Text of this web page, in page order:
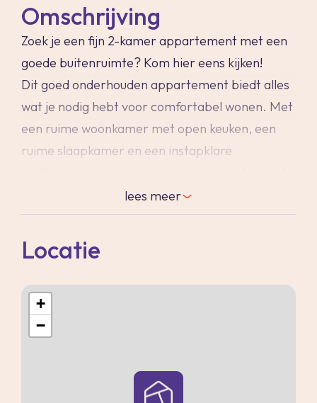
Omschrijving
Zoek je een fijn 2-kamer appartement met een
goede buitenruimte? Kom hier eens kijken!
Dit goed onderhouden appartement biedt alles
wat je nodig hebt voor comfortabel wonen. Met
een ruime woonkamer met open keuken, een
ruime slaapkamer en een instapklare
Er is een groot balkon van 7 m2, perfect voor
ontspanning in de buitenlucht. Mis deze kans
niet om jouw ideale woning te ontdekken!
Het complex is voorzien van een centrale entree
met trappenhuis en lift. Vrijwel geheel voorzien
van kunststof kozijnen met dubbel glas en de CV
ketel is vrij recent nog vervangen.
lees meer
Locatie
+
−